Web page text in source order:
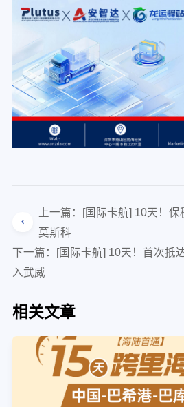
上一篇：[国际卡航] 10天！
莫斯科
下一篇：[国际卡航] 10天！首次抵
入武威
相关文章